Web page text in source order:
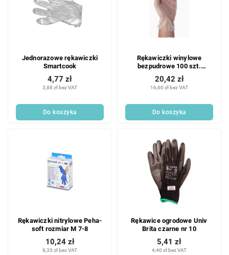
Jednorazowe rękawiczki
Smartcook
3,88 zł bez VAT
4,77 zł
Do koszyka
Rękawiczki winylowe
bezpudrowe 100 szt.
rozmiar XL
16,60 zł bez VAT
20,42 zł
Do koszyka
Rękawiczki nitrylowe Peha-
soft rozmiar M 7-8
8,33 zł bez VAT
10,24 zł
Rękawice ogrodowe Univ
Brita czarne nr 10
4,40 zł bez VAT
5,41 zł